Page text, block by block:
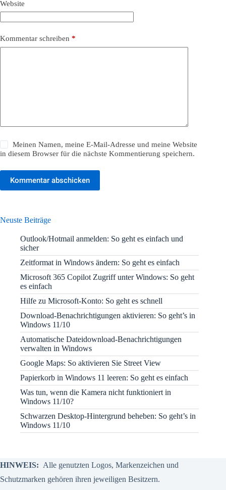
Website
Kommentar schreiben *
Meinen Namen, meine E-Mail-Adresse und meine Website
in diesem Browser für die nächste Kommentierung speichern.
Kommentar abschicken
Neuste Beiträge
Outlook/Hotmail anmelden: So geht es einfach und
sicher
Zeitformat in Windows ändern: So geht es einfach
Microsoft 365 Copilot Zugriff unter Windows: So geht
es einfach
Hilfe zu Microsoft-Konto: So geht es schnell
Download-Benachrichtigungen aktivieren: So geht’s in
Windows 11/10
Automatische Dateidownload-Benachrichtigungen
verwalten in Windows
Google Maps: So aktivieren Sie Street View
Papierkorb in Windows 11 leeren: So geht es einfach
Was tun, wenn die Kamera nicht funktioniert in
Windows 11/10?
Schwarzen Desktop-Hintergrund beheben: So geht’s in
Windows 11/10
HINWEIS: Alle genutzten Logos, Markenzeichen und
Schutzmarken gehören ihren jeweiligen Besitzern.